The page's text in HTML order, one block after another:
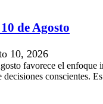
de Agosto
10, 2026
favorece el enfoque
conscientes.